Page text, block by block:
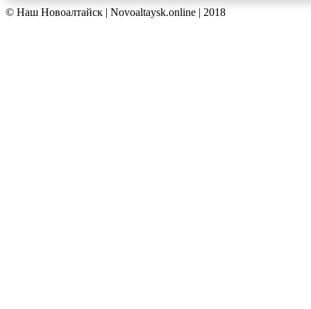
© Наш Новоалтайск | Novoaltaysk.online | 2018